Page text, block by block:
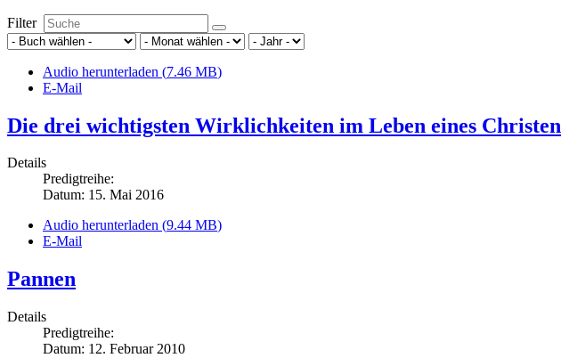
Filter
Audio herunterladen (7.46 MB)
E-Mail
Die drei wichtigsten Wirklichkeiten im Leben eines Christen
Details
Predigtreihe:
Datum: 15. Mai 2016
Audio herunterladen (9.44 MB)
E-Mail
Pannen
Details
Predigtreihe:
Datum: 12. Februar 2010